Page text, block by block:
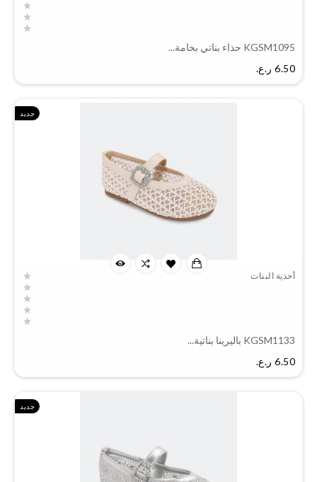
KGSM1095 حذاء بناتي بخامة...
6.50 ر.ع.‏
جديد
أحذية البنات
KGSM1133 باليرينا بناتية...
6.50 ر.ع.‏
جديد